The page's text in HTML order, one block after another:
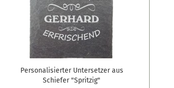
Personalisierter Untersetzer aus
Schiefer "Spritzig"